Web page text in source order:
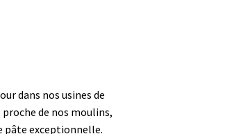
dans nos usines de
de nos moulins,
pâte exceptionnelle.